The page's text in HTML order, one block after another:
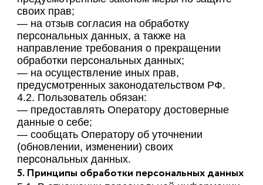
своих прав;
— на отзыв согласия на обработку
персональных данных, а также на
направление требования о прекращении
обработки персональных данных;
— на осуществление иных прав,
предусмотренных законодательством РФ.
4.2. Пользователь обязан:
— предоставлять Оператору достоверные
данные о себе;
— сообщать Оператору об уточнении
(обновлении, изменении) своих
персональных данных.
5. Принципы обработки персональных данных